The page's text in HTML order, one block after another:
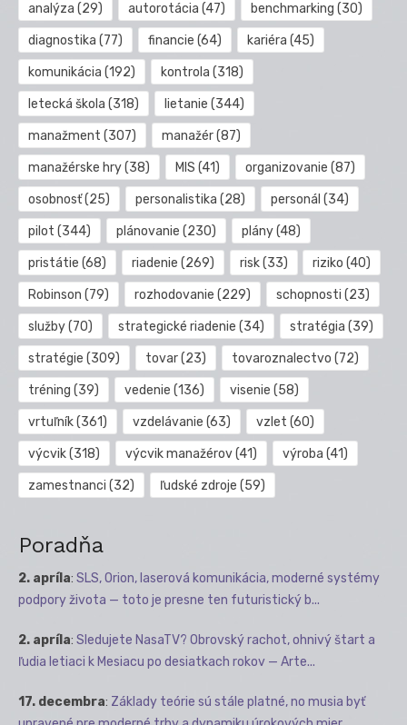
analýza (29) autorotácia (47) benchmarking (30)
diagnostika (77) financie (64) kariéra (45)
komunikácia (192) kontrola (318)
letecká škola (318) lietanie (344)
manažment (307) manažér(87)
manažérske hry(38) MIS (41) organizovanie (87)
osobnosť(25) personalistika (28) personál (34)
pilot (344) plánovanie (230) plány(48)
pristátie (68) riadenie (269) risk(33) riziko (40)
Robinson (79) rozhodovanie (229) schopnosti (23)
služby(70) strategické riadenie (34) stratégia (39)
stratégie (309) tovar(23) tovaroznalectvo (72)
tréning (39) vedenie (136) visenie (58)
vrtuľník(361) vzdelávanie (63) vzlet (60)
výcvik(318) výcvik manažérov(41) výroba (41)
zamestnanci (32) ľudské zdroje (59)
Poradňa
2. apríla: SLS, Orion, laserová komunikácia, moderné systémy
podpory života — toto je presne ten futuristický b...
2. apríla: Sledujete NasaTV? Obrovský rachot, ohnivý štart a
ľudia letiaci k Mesiacu po desiatkach rokov — Arte...
17. decembra: Základy teórie sú stále platné, no musia byť